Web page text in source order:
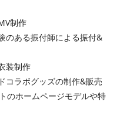
制作
のある振付師による振付&
装制作
コラボグッズの制作&販売
のホームページモデルや特